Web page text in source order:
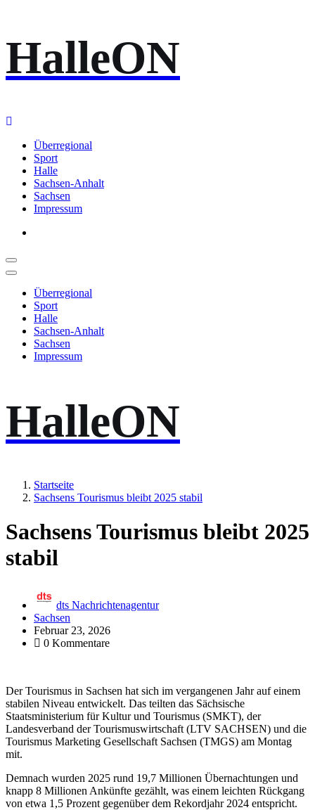
Inhalt
springen
HalleON
Überregional
Sport
Halle
Sachsen-Anhalt
Sachsen
Impressum
Überregional
Sport
Halle
Sachsen-Anhalt
Sachsen
Impressum
HalleON
Startseite
Sachsens Tourismus bleibt 2025 stabil
Sachsens Tourismus bleibt 2025
stabil
dts Nachrichtenagentur
Sachsen
Februar 23, 2026
0 Kommentare
Der Tourismus in Sachsen hat sich im vergangenen Jahr auf einem
stabilen Niveau entwickelt. Das teilten das Sächsische
Staatsministerium für Kultur und Tourismus (SMKT), der
Landesverband der Tourismuswirtschaft (LTV SACHSEN) und die
Tourismus Marketing Gesellschaft Sachsen (TMGS) am Montag
mit.
Demnach wurden 2025 rund 19,7 Millionen Übernachtungen und
knapp 8 Millionen Ankünfte gezählt, was einem leichten Rückgang
von etwa 1,5 Prozent gegenüber dem Rekordjahr 2024 entspricht.